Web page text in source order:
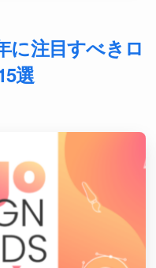
に注目すべきロ
選